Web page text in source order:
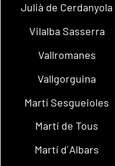
Julià de Cerdanyola
Vilalba Sasserra
Vallromanes
Vallgorguina
Martí Sesgueioles
Martí de Tous
Martí d´Albars